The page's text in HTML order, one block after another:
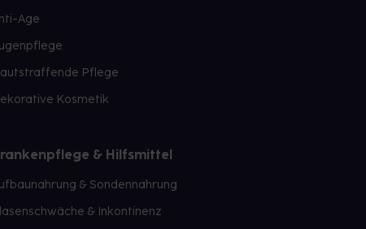
Age
Pflege
Kosmetik
& Hilfsmittel
& Sondennahrung
& Inkontinenz